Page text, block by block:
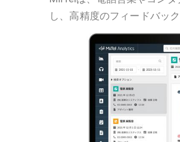
し、高精度のフィードバッ